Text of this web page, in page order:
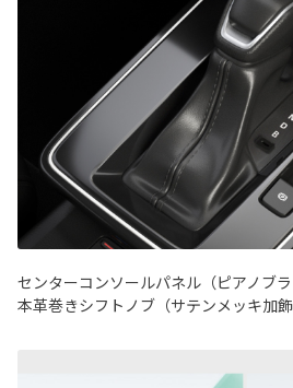
センターコンソールパネル（ピアノブ
本革巻きシフトノブ（サテンメッキ加飾